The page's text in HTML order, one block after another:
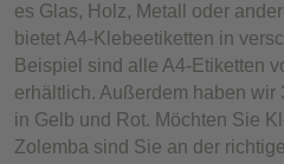
es Glas, Holz, Metall oder
bietet A4-Klebeetiketten in
Beispiel sind alle A4-Etiketten
erhältlich. Außerdem haben wir
in Gelb und Rot. Möchten Sie
Zolemba sind Sie an der